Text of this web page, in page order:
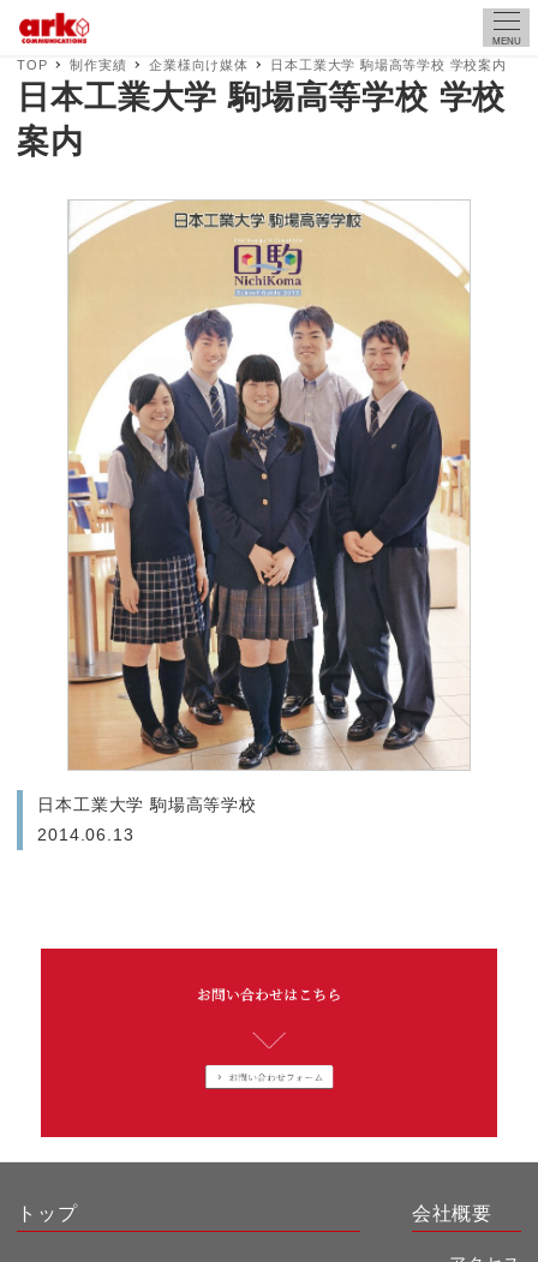
MENU
TOP 制作実績 企業様向け媒体 日本工業大学 駒場高等学校 学校案内
日本工業大学 駒場高等学校 学校
案内
日本工業大学 駒場高等学校
2014.06.13
トップ 会社概要